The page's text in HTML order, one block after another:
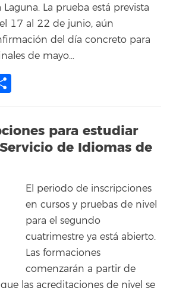
La prueba está prevista
17 al 22 de junio, aún
del día concreto para
de mayo…
para estudiar
de Idiomas de
El periodo de inscripciones
en cursos y pruebas de nivel
para el segundo
cuatrimestre ya está abierto.
Las formaciones
comenzarán a partir de
las acreditaciones de nivel se